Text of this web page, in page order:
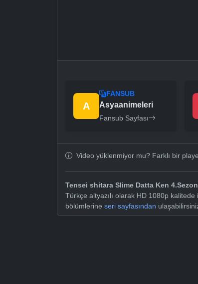
A
FANSUB
Asyaanimeleri
Fansub Sayfası
Video yüklenmiyor mu? Farklı bir
Tensei shitara Slime Datta Ken 4.Sezon
Türkçe altyazılı olarak HD 1080p
bölümlerine seri sayfasından